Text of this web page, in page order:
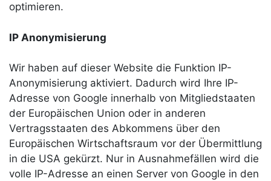
optimieren.
IP Anonymisierung
Wir haben auf dieser Website die Funktion IP-
Anonymisierung aktiviert. Dadurch wird Ihre IP-
Adresse von Google innerhalb von Mitgliedstaaten
der Europäischen Union oder in anderen
Vertragsstaaten des Abkommens über den
Europäischen Wirtschaftsraum vor der Übermittlung
in die USA gekürzt. Nur in Ausnahmefällen wird die
volle IP-Adresse an einen Server von Google in den